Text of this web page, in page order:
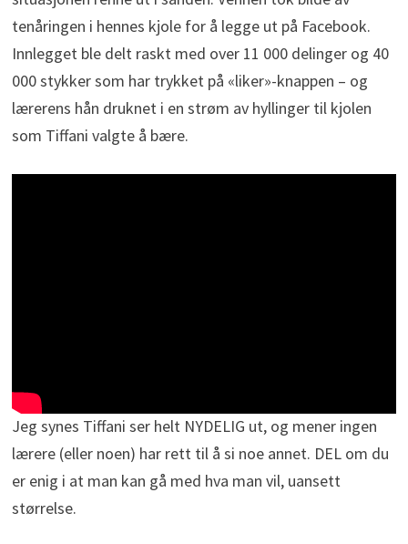
tenåringen i hennes kjole for å legge ut på Facebook.
Innlegget ble delt raskt med over 11 000 delinger og 40
000 stykker som har trykket på «liker»-knappen – og
lærerens hån druknet i en strøm av hyllinger til kjolen
som Tiffani valgte å bære.
Jeg synes Tiffani ser helt NYDELIG ut, og mener ingen
lærere (eller noen) har rett til å si noe annet. DEL om du
er enig i at man kan gå med hva man vil, uansett
størrelse.